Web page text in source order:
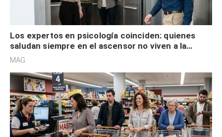
Los expertos en psicología coinciden: quienes
saludan siempre en el ascensor no viven a la
defensiva y tienen apertura social
MAG.